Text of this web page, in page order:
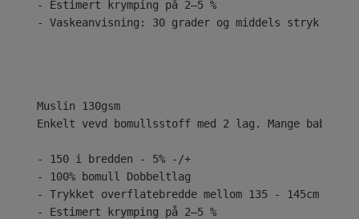
- Estimert krymping på 2–5 %
- Vaskeanvisning: 30 grader og middels stryk
Enkelt vevd bomullsstoff med 2 lag. Mange
- 150 i bredden - 5% -/+
- 100% bomull Dobbeltlag
- Trykket overflatebredde mellom 135 - 145cm
- Estimert krymping på 2–5 %